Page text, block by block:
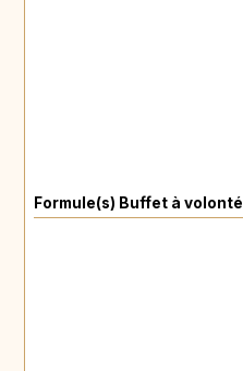
Formule(s) Buffet à volonté